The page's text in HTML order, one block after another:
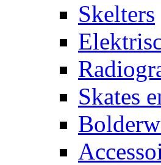
Skelters
Skates